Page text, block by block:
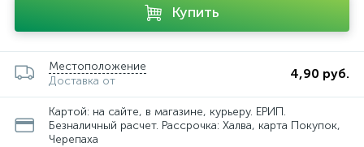
Купить
Местоположение
Доставка от
4,90 руб.
Картой: на сайте, в магазине, курьеру. ЕРИП.
Безналичный расчет. Рассрочка: Халва, карта Покупок,
Черепаха